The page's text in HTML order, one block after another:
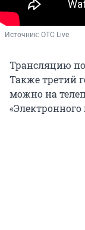
Источник: ОТС Live
Трансляцию
Также третий
можно на
«Электронного